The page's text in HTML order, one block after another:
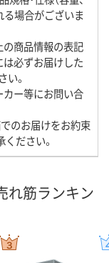
る場合がございま
の商品情報の表記
は必ずお届けした
。
カー等にお問い合
でのお届けをお約束
ださい。
れ筋ランキン